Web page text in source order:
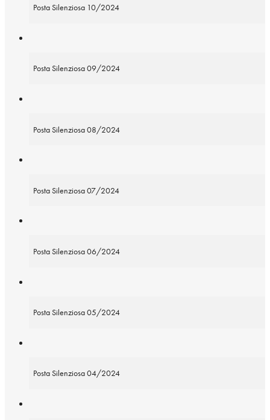
Posta Silenziosa 10/2024
Posta Silenziosa 09/2024
Posta Silenziosa 08/2024
Posta Silenziosa 07/2024
Posta Silenziosa 06/2024
Posta Silenziosa 05/2024
Posta Silenziosa 04/2024